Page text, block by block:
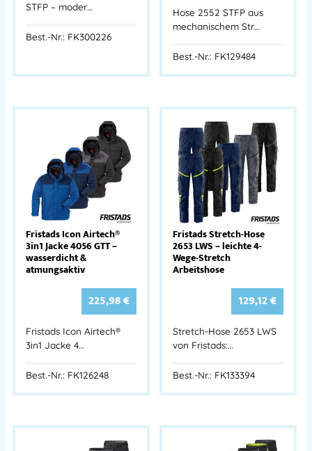
STFP – moder…
Best.-Nr.: FK300226
Hose 2552 STFP aus
mechanischem Str…
Best.-Nr.: FK129484
Fristads Icon Airtech®
3in1 Jacke 4056 GTT –
wasserdicht &
atmungsaktiv
225,98€
Fristads Icon Airtech®
3in1 Jacke 4…
Best.-Nr.: FK126248
Fristads Stretch-Hose
2653 LWS – leichte 4-
Wege-Stretch
Arbeitshose
129,12€
Stretch-Hose 2653 LWS
von Fristads:…
Best.-Nr.: FK133394